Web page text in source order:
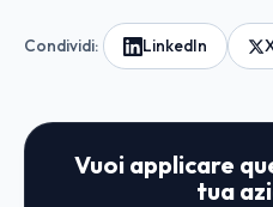
Condividi: LinkedIn
Vuoi applicare
tua